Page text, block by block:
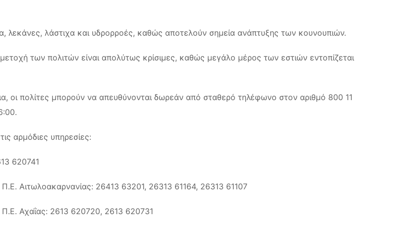
λεκάνες, λάστιχα και υδρορροές, καθώς αποτελούν σημεία ανάπτυξης των κουνουπιών.
των πολιτών είναι απολύτως κρίσιμες, καθώς μεγάλο μέρος των εστιών εντοπίζεται
οι πολίτες μπορούν να απευθύνονται δωρεάν από σταθερό τηλέφωνο στον αριθμό 800 11
αρμόδιες υπηρεσίες:
620741
Αιτωλοακαρνανίας: 26413 63201, 26313 61164, 26313 61107
Π.Ε. Αχαΐας: 2613 620720, 2613 620731